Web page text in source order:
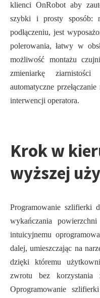
klienci OnRobot aby
szybki i prosty sposób:
podłączeniu, jest
polerowania, łatwy w
możliwość montażu
zmieniarkę
automatyczne
interwencji operatora.
Krok w
wyższej
Programowanie szlifierki
wykańczania
intuicyjnemu
dalej, umieszczając na
dzięki któremu
zwrotu bez korzystania
Oprogramowanie